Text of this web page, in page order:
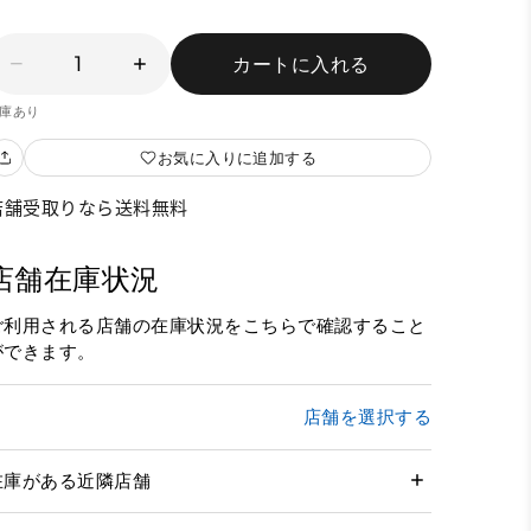
1 カートに入れる
あり
お気に入りに追加する
舗受取りなら送料無料
舗在庫状況
利用される店舗の在庫状況をこちらで確認すること
きます。
店舗を選択する
庫がある近隣店舗